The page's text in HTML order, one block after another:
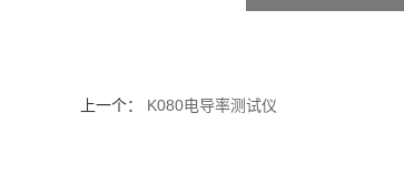
上一个： K080电导率测试仪